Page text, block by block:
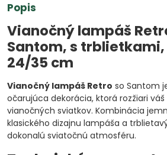
Popis
Vianočný lampáš
Santom, s
24/35 cm
Vianočný lampáš Retro so Santom
očarujúca dekorácia, ktorá rozžiari
vianočných sviatkov. Kombinácia
klasického dizajnu lampáša a
dokonalú sviatočnú atmosféru.